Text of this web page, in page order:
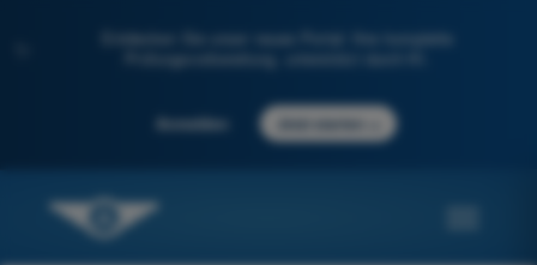
Entdecken Sie unser neues Portal: Ihre komplette
Prüfungsvorbereitung, unterstützt durch KI.
Anmelden Jetzt starten